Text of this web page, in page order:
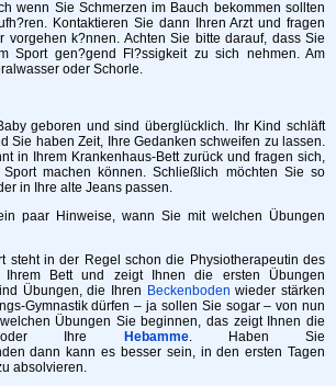
wenn Sie Schmerzen im Bauch bekommen sollten
Kontaktieren Sie dann Ihren Arzt und fragen
vorgehen k?nnen. Achten Sie bitte darauf, dass Sie
Sport gen?gend Fl?ssigkeit zu sich nehmen. Am
oder Schorle.
geboren und sind überglücklich. Ihr Kind schläft
Sie haben Zeit, Ihre Gedanken schweifen zu lassen.
in Ihrem Krankenhaus-Bett zurück und fragen sich,
machen können. Schließlich möchten Sie so
in Ihre alte Jeans passen.
paar Hinweise, wann Sie mit welchen Übungen
steht in der Regel schon die Physiotherapeutin des
Ihrem Bett und zeigt Ihnen die ersten Übungen
Übungen, die Ihren Beckenboden wieder stärken
Gymnastik dürfen – ja sollen Sie sogar – von nun
Übungen Sie beginnen, das zeigt Ihnen die
oder Ihre Hebamme. Haben Sie
dann kann es besser sein, in den ersten Tagen
absolvieren.